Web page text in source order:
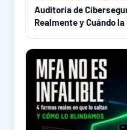
Auditoría de
Realmente y Cuándo